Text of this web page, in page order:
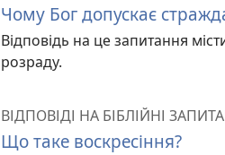
Чому Бог допускає
Відповідь на це запитання
розраду.
ВІДПОВІДІ НА БІБЛІЙНІ
Що таке воскресіння?